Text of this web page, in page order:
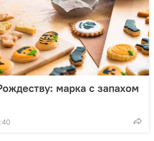
марка с запахом